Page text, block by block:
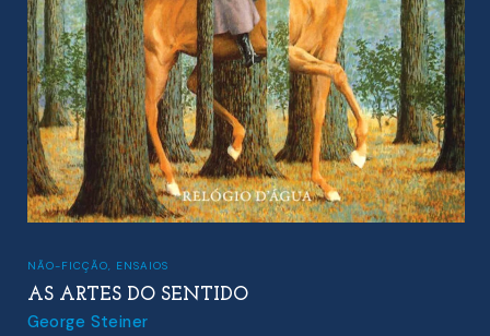
NÃO-FICÇÃO ENSAIOS
AS ARTES DO SENTIDO
George Steiner